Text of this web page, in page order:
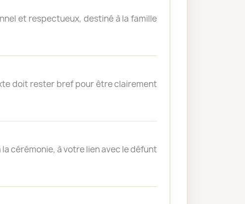
et respectueux, destiné à la famille
doit rester bref pour être clairement
cérémonie, à votre lien avec le défunt